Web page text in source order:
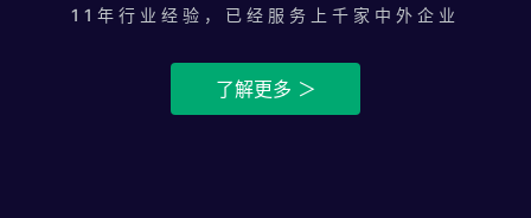
11年行业经验，已经服务上千家中外企业
了解更多 ＞